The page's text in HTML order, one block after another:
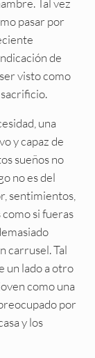
pasar por
de
visto como
una
y capaz de
sueños no
no es del
sentimientos,
si fueras
carrusel. Tal
un lado a otro
como una
por
y los